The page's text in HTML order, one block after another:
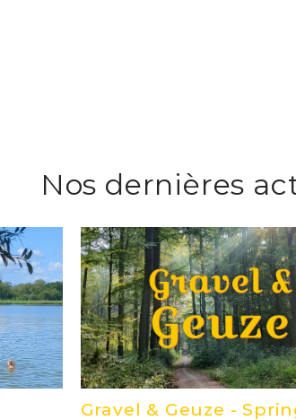
Nos dernières
Gravel & Geuze -